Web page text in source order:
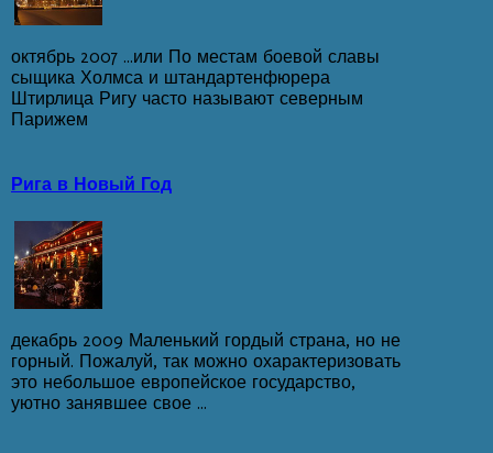
октябрь 2007 ...или По местам боевой славы
сыщика Холмса и штандартенфюрера
Штирлица Ригу часто называют северным
Парижем
Рига в Новый Год
декабрь 2009 Маленький гордый страна, но не
горный. Пожалуй, так можно охарактеризовать
это небольшое европейское государство,
уютно занявшее свое ...